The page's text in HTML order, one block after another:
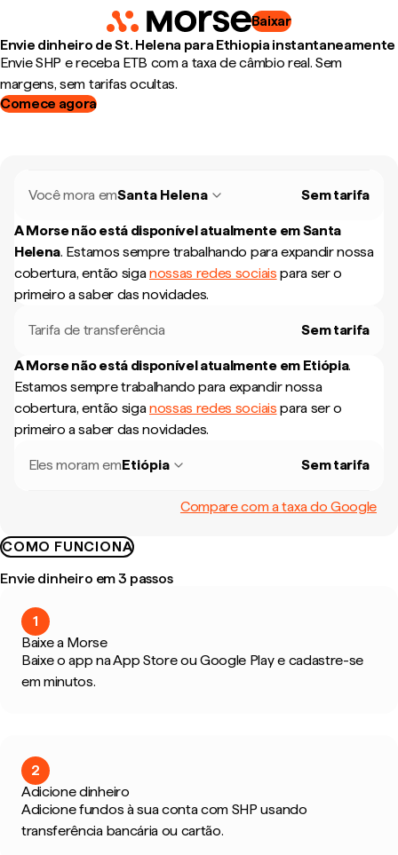
Baixar
Envie dinheiro de St. Helena para Ethiopia instantaneamente
Envie SHP e receba ETB com a taxa de câmbio real. Sem
margens, sem tarifas ocultas.
Comece agora
Você mora emSanta Helena Sem tarifa
A Morse não está disponível atualmente emSanta
Helena. Estamos sempre trabalhando para expandir nossa
cobertura, então siganossas redes sociais para ser o
primeiro a saber das novidades.
Tarifa de transferência Sem tarifa
A Morse não está disponível atualmente em Etiópia.
Estamos sempre trabalhando para expandir nossa
cobertura, então siganossas redes sociais para ser o
primeiro a saber das novidades.
Eles moram emEtiópia Sem tarifa
Compare com a taxa do Google
COMO FUNCIONA
Envie dinheiro em 3 passos
1
Baixe a Morse
Baixe o app na App Store ou Google Play e cadastre-se
em minutos.
2
Adicione dinheiro
Adicione fundos à sua conta com SHP usando
transferência bancária ou cartão.